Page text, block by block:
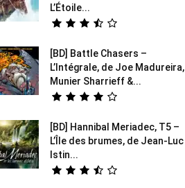
L’Étoile...
[BD] Battle Chasers –
L’Intégrale, de Joe Madureira,
Munier Sharrieff &...
[BD] Hannibal Meriadec, T5 –
L’Île des brumes, de Jean-Luc
Istin...